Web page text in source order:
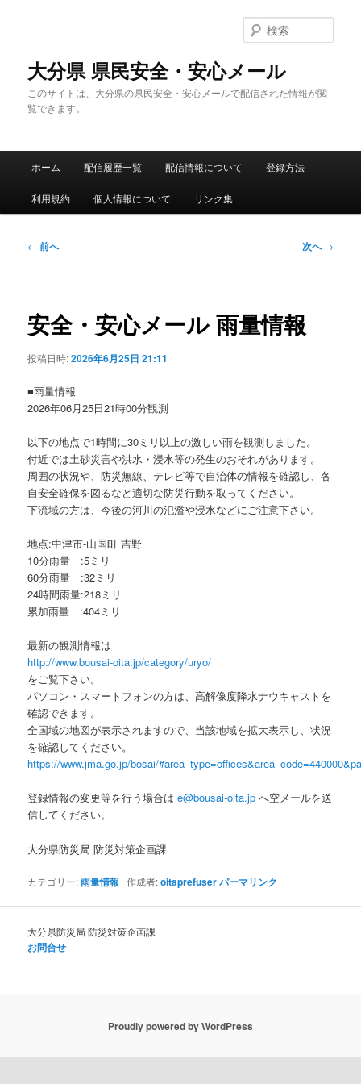
大分県 県民安全・安心メール
このサイトは、大分県の県民安全・安心メールで配信された情報が閲
覧できます。
索
メ
ホーム 配信履歴一覧 配信情報について 登録方法
利用規約 個人情報について リンク集
投
ゲ
ー
ョ
← 前へ 次へ→
安全・安心メール 雨量情報
投稿日時:2026年6月25日 21:11
■雨量情報
2026年06月25日21時00分観測
以下の地点で1時間に30ミリ以上の激しい雨を観測しました。
付近では土砂災害や洪水・浸水等の発生のおそれがあります。
周囲の状況や、防災無線、テレビ等で自治体の情報を確認し、各
自安全確保を図るなど適切な防災行動を取ってください。
下流域の方は、今後の河川の氾濫や浸水などにご注意下さい。
地点:中津市-山国町 吉野
10分雨量 :5ミリ
60分雨量 :32ミリ
24時間雨量:218ミリ
累加雨量 :404ミリ
最新の観測情報は
http://www.bousai-oita.jp/category/uryo/
をご覧下さい。
パソコン・スマートフォンの方は、高解像度降水ナウキャストを
確認できます。
全国域の地図が表示されますので、当該地域を拡大表示し、状況
を確認してください。
https://www.jma.go.jp/bosai/
登録情報の変更等を行う場合はe@bousai-oita.jp へ空メールを送
信してください。
大分県防災局 防災対策企画課
カテゴリー:雨量情報 作成者:oitaprefuserパーマリンク
大分県防災局 防災対策企画課
お問合せ
Proudly powered by WordPress